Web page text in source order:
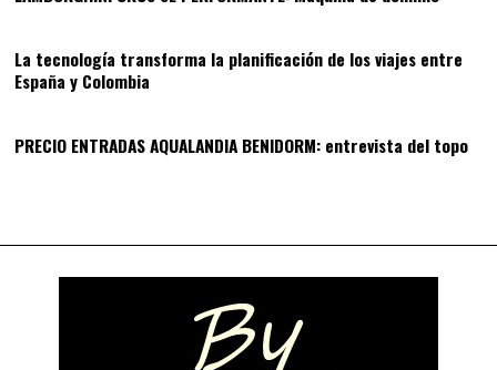
La tecnología transforma la planificación de los viajes entre
España y Colombia
PRECIO ENTRADAS AQUALANDIA BENIDORM: entrevista del topo